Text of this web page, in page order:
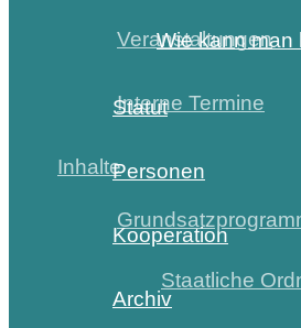
Veranstaltungen
Interne Termine
Inhalte
Staatliche
Wie kann man
Statut
Personen
Kooperation
Archiv